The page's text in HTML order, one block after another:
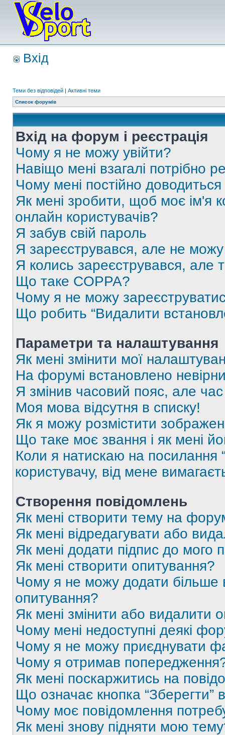
Вхід
Теми без відповідей | Активні теми
Список форумів
Вхід на форум і реєстрація
Чому я не можу увійти?
Навіщо мені взагалі потрібно
Чому мені постійно
Як мені зробити, щоб моє ім'я
онлайн користувачів?
Я забув свій пароль
Я зареєструвався, але не
Я колись зареєструвався,
Що таке COPPA?
Чому я не можу
Що робить “Видалити
Параметри та налаштування
Як мені змінити мої
На форумі встановлено
Я змінив часовий пояс, але
Моя мова відсутня в списку!
Як я можу розмістити
Що таке моє звання і як мені
Коли я натискаю на посилання
користувачу, від мене
Створення повідомлень
Як мені створити тему на
Як мені відредагувати або
Як мені додати підпис до мого
Як мені створити опитування?
Чому я не можу додати більше
опитування?
Як мені змінити або видалити
Чому мені недоступні деякі
Чому я не можу приєднувати
Чому я отримав
Як мені поскаржитись на
Що означає кнопка
Чому моє повідомлення
Як мені знову підняти мою